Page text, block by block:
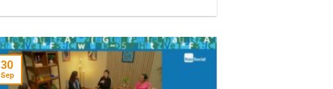
30
Sep